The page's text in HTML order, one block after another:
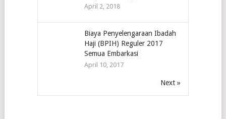
April 2, 2018
Biaya Penyelengaraan Ibadah
Haji (BPIH) Reguler 2017
Semua Embarkasi
April 10, 2017
Next »